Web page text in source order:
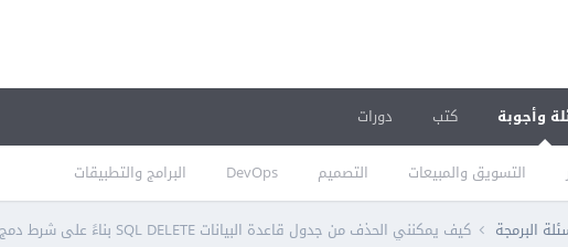
وأجوبة
التسويق والمبيعات التصميم DevOps البرامج والتطبيقات
كتب دورات
البرمجة كيف يمكنني الحذف من جدول قاعدة البيانات SQL DELETE بناءً على شرط دمج JOIN